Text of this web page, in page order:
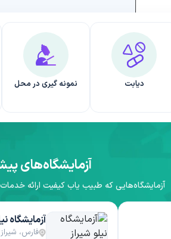
دیابت نمونه گیری در محل
آزمایشگاه‌های
آزمایشگاه‌هایی که طبیب یاب کیفیت ارائه
آزمایشگاه
فارس، شیراز